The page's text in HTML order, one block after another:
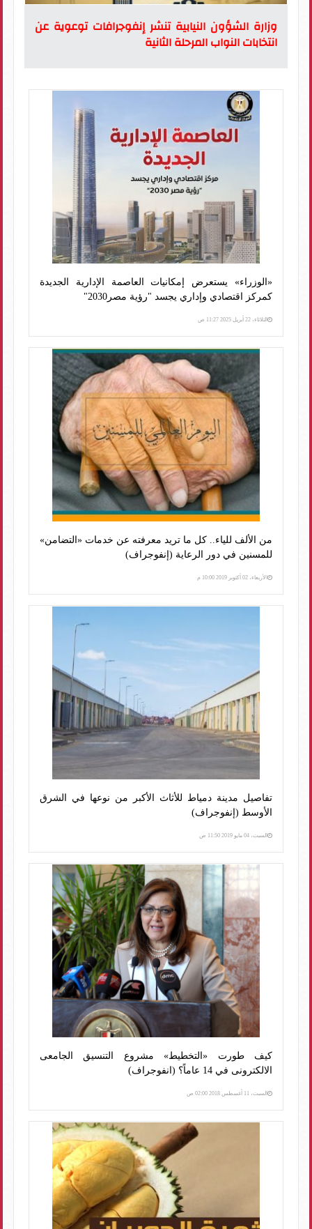
وزارة الشؤون النيابية تنشر إنفوجرافات توعوية عن
انتخابات النواب المرحلة الثانية
«الوزراء» يستعرض إمكانيات العاصمة الإدارية الجديدة
كمركز اقتصادي وإداري يجسد "رؤية مصر2030"
الثلاثاء، 22 أبريل 2025 11:27 ص
من الألف للياء.. كل ما تريد معرفته عن خدمات «التضامن»
للمسنين في دور الرعاية (إنفوجراف)
الأربعاء، 02 أكتوبر 2019 10:00 م
تفاصيل مدينة دمياط للأثاث الأكبر من نوعها في الشرق
الأوسط (إنفوجراف)
السبت، 04 مايو 2019 11:50 ص
كيف طورت «التخطيط» مشروع التنسيق الجامعى
الالكترونى في 14 عاماً؟ (انفوجراف)
السبت، 11 أغسطس 2018 02:00 ص